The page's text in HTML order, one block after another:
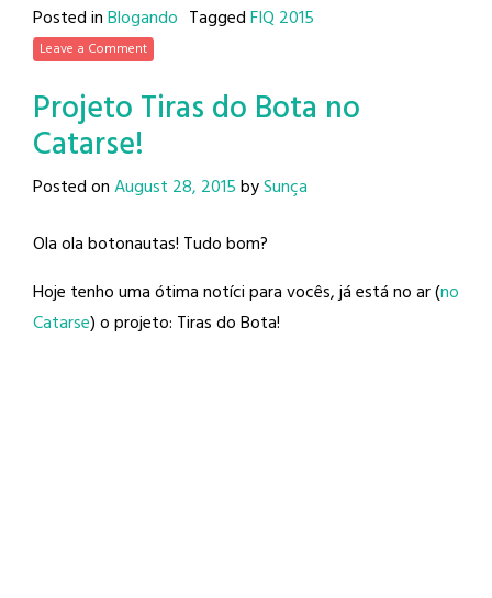
Posted inBlogando TaggedFIQ 2015
Leave a Comment
Projeto Tiras do Bota no
Catarse!
Posted onAugust 28, 2015bySunça
Ola ola botonautas! Tudo bom?
Hoje tenho uma ótima notíci para vocês, já está no ar (no
Catarse) o projeto: Tiras do Bota!